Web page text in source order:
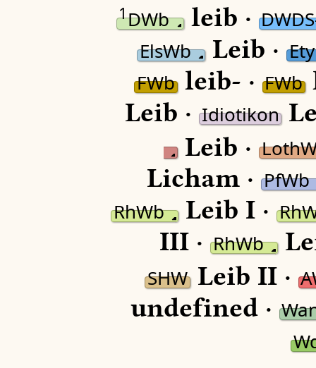
1DWb leib ·
ElsWb Leib ·
FWbleib- · FWb
Leib · Idiotikon
Leib ·
Licham · PfWb
RhWb Leib I ·
III ·RhWb
SHWLeib II ·
undefined ·